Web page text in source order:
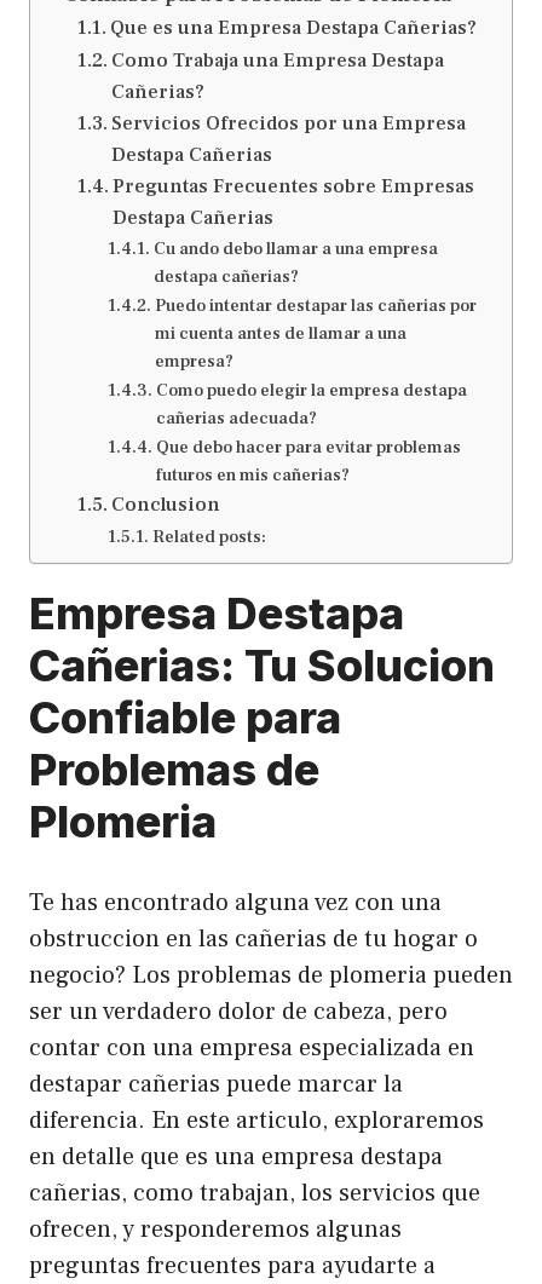
Que es una Empresa Destapa Cañerias?
Como Trabaja una Empresa Destapa
Cañerias?
Servicios Ofrecidos por una Empresa
Destapa Cañerias
Preguntas Frecuentes sobre Empresas
Destapa Cañerias
Cu ando debo llamar a una empresa
destapa cañerias?
Puedo intentar destapar las cañerias por
mi cuenta antes de llamar a una
empresa?
Como puedo elegir la empresa destapa
cañerias adecuada?
Que debo hacer para evitar problemas
futuros en mis cañerias?
Conclusion
Related posts:
Empresa Destapa
Cañerias: Tu Solucion
Confiable para
Problemas de
Plomeria
Te has encontrado alguna vez con una
obstruccion en las cañerias de tu hogar o
negocio? Los problemas de plomeria pueden
ser un verdadero dolor de cabeza, pero
contar con una empresa especializada en
destapar cañerias puede marcar la
diferencia. En este articulo, exploraremos
en detalle que es una empresa destapa
cañerias, como trabajan, los servicios que
ofrecen, y responderemos algunas
preguntas frecuentes para ayudarte a